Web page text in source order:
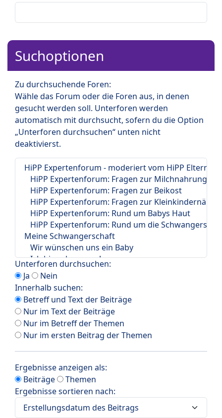
Suchoptionen
Zu durchsuchende Foren:
Wähle das Forum oder die Foren aus, in denen
gesucht werden soll. Unterforen werden
automatisch mit durchsucht, sofern du die Option
„Unterforen durchsuchen“ unten nicht
deaktivierst.
Unterforen durchsuchen:
Ja
Nein
Innerhalb suchen:
Betreff und Text der Beiträge
Nur im Text der Beiträge
Nur im Betreff der Themen
Nur im ersten Beitrag der Themen
Ergebnisse anzeigen als:
Beiträge
Themen
Ergebnisse sortieren nach: